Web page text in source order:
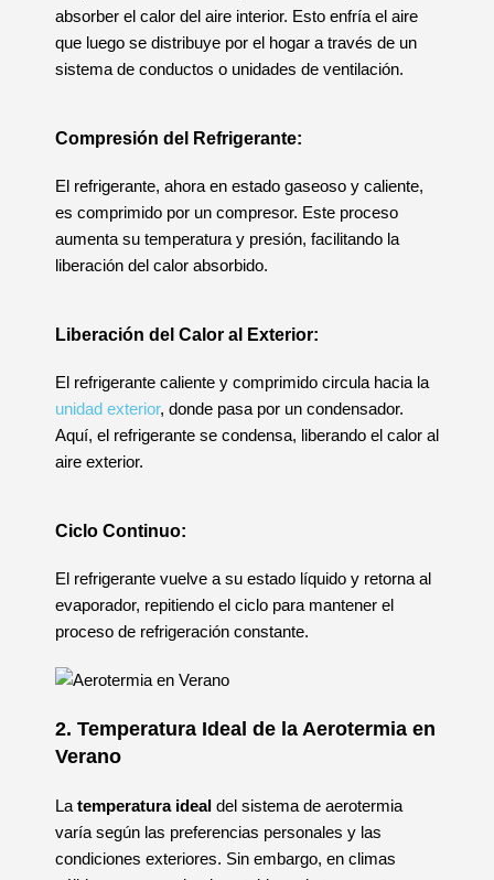
absorber el calor del aire interior. Esto enfría el aire
que luego se distribuye por el hogar a través de un
sistema de conductos o unidades de ventilación.
Compresión del Refrigerante:
El refrigerante, ahora en estado gaseoso y caliente,
es comprimido por un compresor. Este proceso
aumenta su temperatura y presión, facilitando la
liberación del calor absorbido.
Liberación del Calor al Exterior:
El refrigerante caliente y comprimido circula hacia la
unidad exterior, donde pasa por un condensador.
Aquí, el refrigerante se condensa, liberando el calor al
aire exterior.
Ciclo Continuo:
El refrigerante vuelve a su estado líquido y retorna al
evaporador, repitiendo el ciclo para mantener el
proceso de refrigeración constante.
2. Temperatura Ideal de la Aerotermia en
Verano
La temperatura ideal del sistema de aerotermia
varía según las preferencias personales y las
condiciones exteriores. Sin embargo, en climas